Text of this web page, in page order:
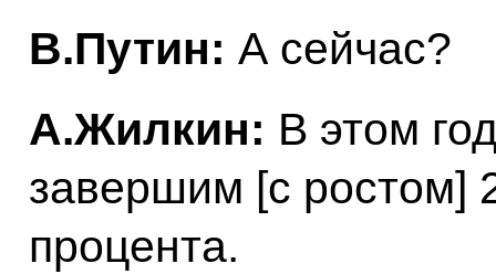
В.Путин: А сейчас?
А.Жилкин: В этом
завершим [с ростом]
процента.